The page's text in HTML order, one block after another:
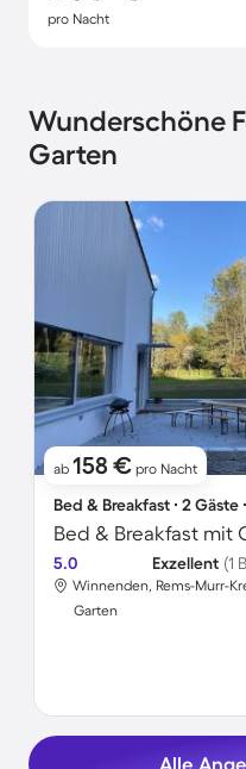
pro Nacht
Wunderschöne
Garten
ab 158 € pro Nacht
Bed & Breakfast ∙ 2 Gäste
5.0 Exzellent (1
Winnenden, Rems-Murr-
Garten
Alle